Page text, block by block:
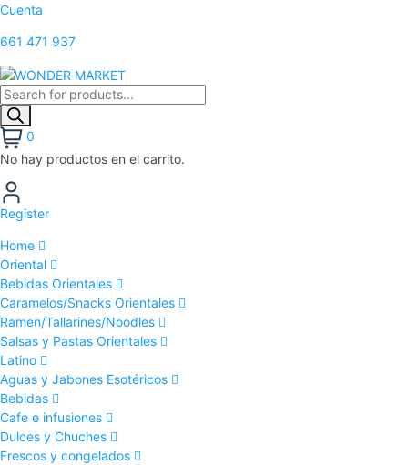
Cuenta
661 471 937
0
No hay productos en el carrito.
Register
Home
Oriental
Bebidas Orientales
Caramelos/Snacks Orientales
Ramen/Tallarines/Noodles
Salsas y Pastas Orientales
Latino
Aguas y Jabones Esotéricos
Bebidas
Cafe e infusiones
Dulces y Chuches
Frescos y congelados